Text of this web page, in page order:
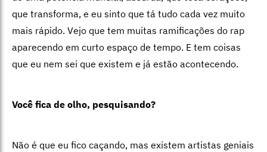
que transforma, e eu sinto que tá tudo cada vez muito
mais rápido. Vejo que tem muitas ramificações do rap
aparecendo em curto espaço de tempo. E tem coisas
que eu nem sei que existem e já estão acontecendo.
Você fica de olho, pesquisando?
Não é que eu fico caçando, mas existem artistas geniais